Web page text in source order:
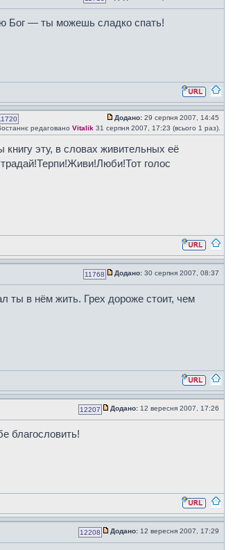
Бог — ты можешь сладко спать!
Додано: 29 серпня 2007, 14:45
редаговано Vitalik 31 серпня 2007, 17:23 (всього 1 раз).
книгу эту, в словах живительных её
голос
11768 Додано: 30 серпня 2007, 08:37
ты в нём жить. Грех дороже стоит, чем
12207 Додано: 12 вересня 2007, 17:26
благословить!
12208 Додано: 12 вересня 2007, 17:29